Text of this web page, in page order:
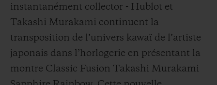
instantanément collector - Hublot et
Takashi Murakami continuent la
transposition de l’univers kawaï de l’artiste
japonais dans l’horlogerie en présentant la
montre Classic Fusion Takashi Murakami